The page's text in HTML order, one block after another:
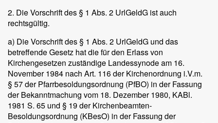
2. Die Vorschrift des § 1 Abs. 2 UrlGeldG ist auch
rechtsgültig.
a) Die Vorschrift des § 1 Abs. 2 UrlGeldG und das
betreffende Gesetz hat die für den Erlass von
Kirchengesetzen zuständige Landessynode am 16.
November 1984 nach Art. 116 der Kirchenordnung i.V.m.
§ 57 der Pfarrbesoldungsordnung (PfBO) in der Fassung
der Bekanntmachung vom 18. Dezember 1980, KABl.
1981 S. 65 und § 19 der Kirchenbeamten-
Besoldungsordnung (KBesO) in der Fassung der